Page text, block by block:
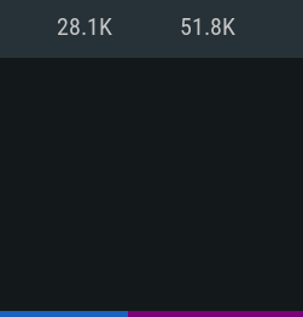
28.1K 51.8K